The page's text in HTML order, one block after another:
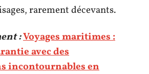
rarement décevants.
:Voyages maritimes :
avec des
incontournables en